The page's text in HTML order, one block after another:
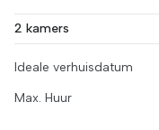
2 kamers
Ideale verhuisdatum
Max. Huur